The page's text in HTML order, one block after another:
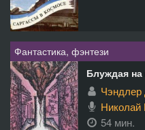
Фантастика, фэнтези
Блуждая
Чэндлер
Николай
54 мин.